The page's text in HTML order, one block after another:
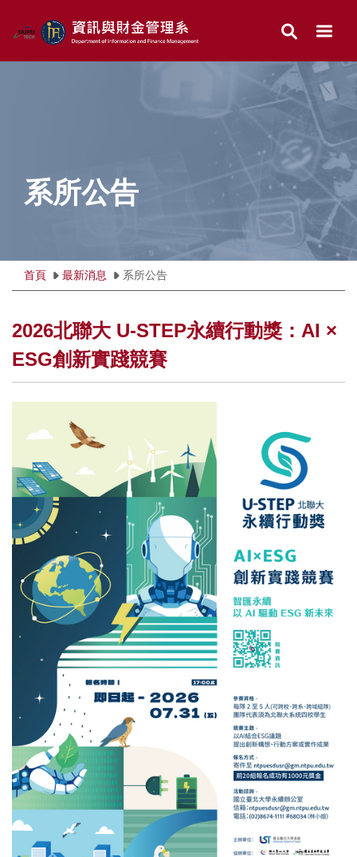
到
要
系所公告
首頁 最新消息 系所公告
2026北聯大 U-STEP永續行動獎：AI ×
ESG創新實踐競賽